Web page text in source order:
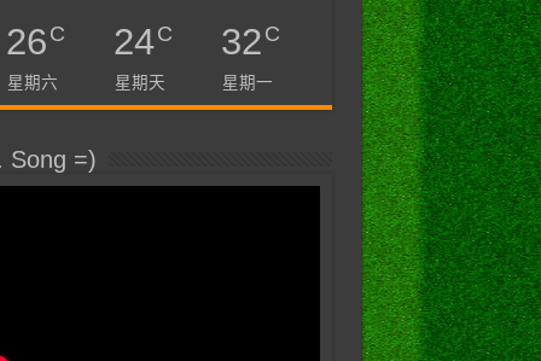
26C
星期六
24C
星期天
32C
星期一
Song =)